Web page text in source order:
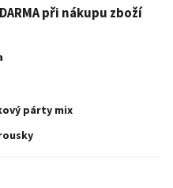
při nákupu zboží
párty mix